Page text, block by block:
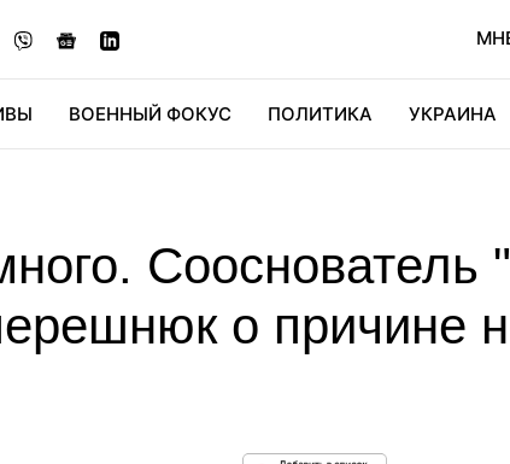
ВОЕННЫЙ ФОКУС ПОЛИТИКА УКРАИНА
Сооснователь
о причине